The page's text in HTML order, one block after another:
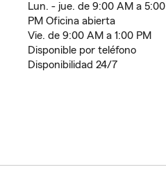
Lun. - jue. de 9:00 AM a 5:00
PM Oficina abierta
Vie. de 9:00 AM a 1:00 PM
Disponible por teléfono
Disponibilidad 24/7